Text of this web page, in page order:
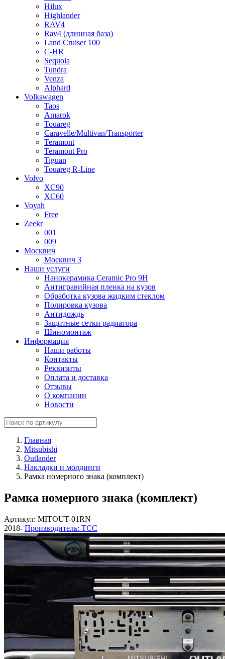
Hilux
Highlander
RAV4
Rav4 (длинная база)
Land Cruiser 100
C-HR
Sequoia
Tundra
Venza
Alphard
Volkswagen
Taos
Amarok
Touareg
Caravelle/Multivan/Transporter
Teramont
Teramont Pro
Tiguan
Touareg R-Line
Volvo
XC90
XC60
Voyah
Free
Zeekr
001
009
Москвич
Москвич 3
Наши услуги
Нанокерамика Ceramic Pro 9H
Антигравийная пленка на кузов
Обработка кузова жидким стеклом
Полировка кузова
Антидождь
Защитные сетки радиатора
Шиномонтаж
Информация
Наши работы
Контакты
Реквизиты
Оплата и доставка
Отзывы
О компании
Новости
Главная
Mitsubishi
Outlander
Накладки и молдинги
Рамка номерного знака (комплект)
Рамка номерного знака (комплект)
Артикул: MITOUT-01RN
2018- Производитель: ТСС